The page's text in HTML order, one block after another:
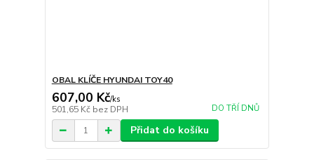
OBAL KLÍČE HYUNDAI TOY40
607,00 Kč/ks
501,65 Kč bez DPH DO TŘÍ DNŮ
Přidat do košíku